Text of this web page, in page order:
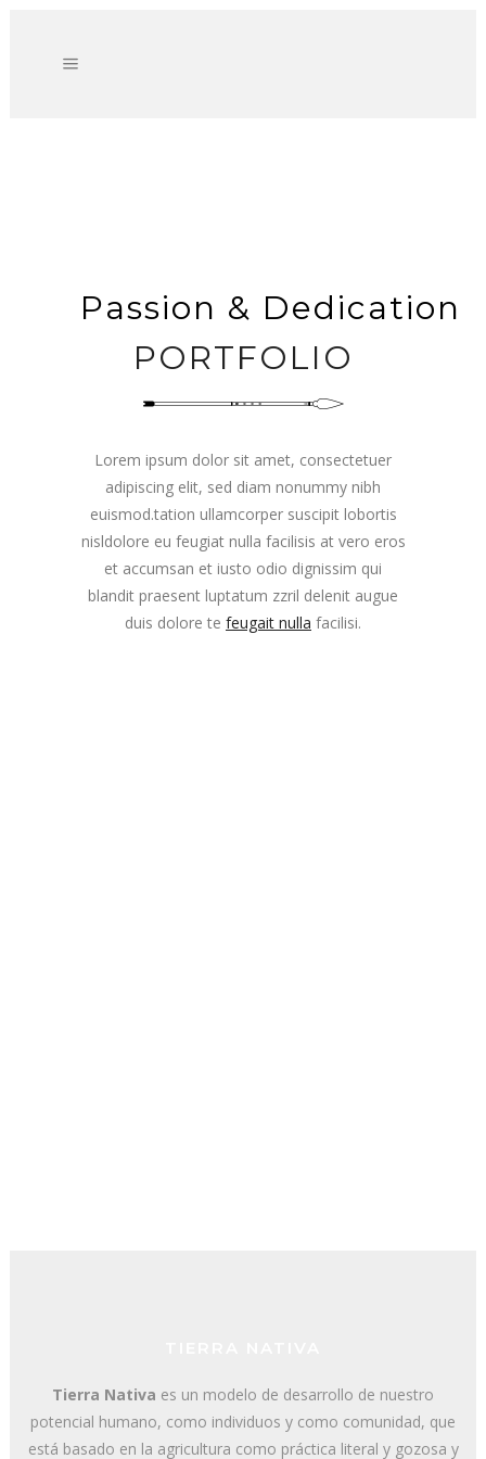
Passion & Dedication
PORTFOLIO
Lorem ipsum dolor sit amet, consectetuer
adipiscing elit, sed diam nonummy nibh
euismod.tation ullamcorper suscipit lobortis
nisldolore eu feugiat nulla facilisis at vero eros
et accumsan et iusto odio dignissim qui
blandit praesent luptatum zzril delenit augue
duis dolore te feugait nulla facilisi.
Tierra Nativa es un modelo de desarrollo de nuestro
potencial humano, como individuos y como comunidad, que
está basado en la agricultura como práctica literal y gozosa y